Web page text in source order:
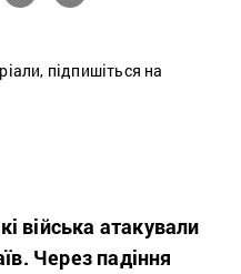
підпишіться на
війська атакували
Через падіння